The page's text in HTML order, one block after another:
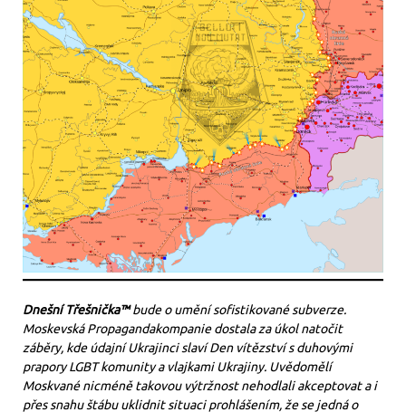
Dnešní Třešnička™bude o umění sofistikované subverze.
Moskevská Propagandakompanie dostala za úkol natočit
záběry, kde údajní Ukrajinci slaví Den vítězství s duhovými
prapory LGBT komunity a vlajkami Ukrajiny. Uvědomělí
Moskvané nicméně takovou výtržnost nehodlali akceptovat a i
přes snahu štábu uklidnit situaci prohlášením, že se jedná o